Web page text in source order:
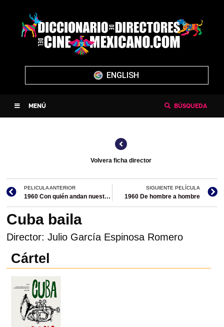
ENGLISH
MENÚ BÚSQUEDA
Volvera ficha director
PELICULA ANTERIOR
1960 Con quién andan nuestros locos
SIGUIENTE PELÍCULA
1960 De hombre a hombre
Cuba baila
Director: Julio García Espinosa Romero
Cártel